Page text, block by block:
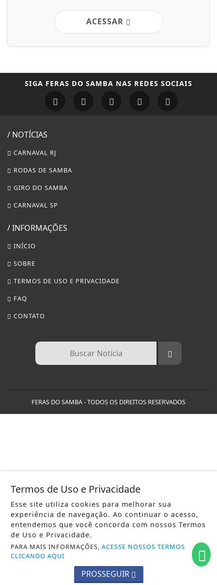
ACESSAR
SIGA FERAS DO SAMBA NAS REDES SOCIAIS
/ NOTÍCIAS
CARNAVAL RJ
RODAS DE SAMBA
GIRO DO SAMBA
CARNAVAL SP
/ INFORMAÇÕES
INÍCIO
SOBRE
TERMOS DE USO E PRIVACIDADE
FAQ
CONTATO
FERAS DO SAMBA - TODOS OS DIREITOS RESERVADOS
Termos de Uso e Privacidade
Esse site utiliza cookies para melhorar sua
experiência de navegação. Ao continuar o acesso,
entendemos que você concorda com nossos Termos
de Uso e Privacidade.
PARA MAIS INFORMAÇÕES,ACESSE NOSSOS TERMOS
CLICANDO AQUI
PROSSEGUIR